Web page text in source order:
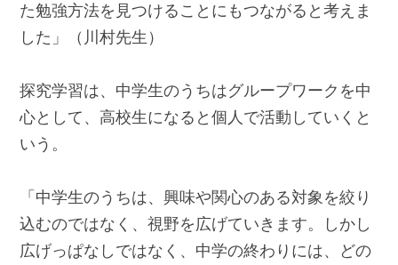
た勉強方法を見つけることにもつながると考えま
した」（川村先生）
探究学習は、中学生のうちはグループワークを中
心として、高校生になると個人で活動していくと
いう。
「中学生のうちは、興味や関心のある対象を絞り
込むのではなく、視野を広げていきます。しかし
広げっぱなしではなく、中学の終わりには、どの